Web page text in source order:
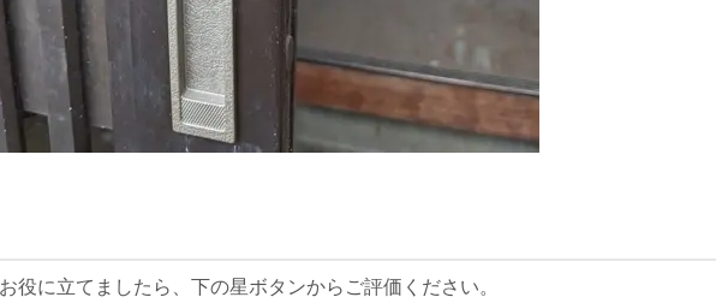
役に立てましたら、下の星ボタンからご評価ください。